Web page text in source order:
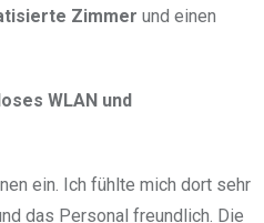
Zimmer und einen
WLAN und
ein. Ich fühlte mich dort sehr
das Personal freundlich. Die